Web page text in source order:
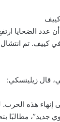
قال زيلينسكي:
إنهاء هذه الحرب.
جديد”، مطالبًا